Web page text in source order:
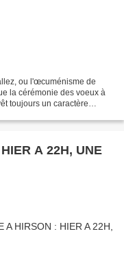
ou l'œcuménisme de
la cérémonie des voeux à
toujours un caractère
A 22H, UNE